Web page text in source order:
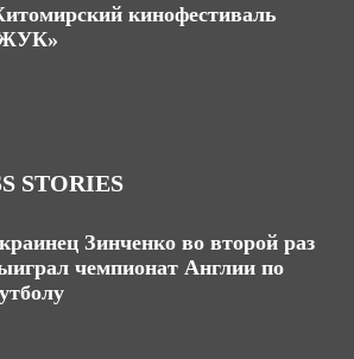
кинофестиваль
STORIES
Зинченко во второй раз
чемпионат Англии по